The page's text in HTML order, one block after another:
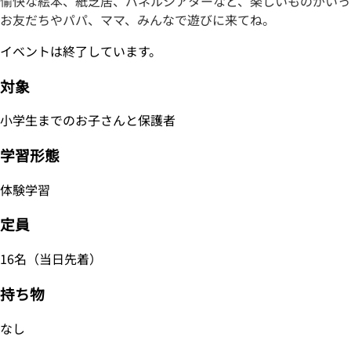
お友だちやパパ、ママ、みんなで遊びに来てね。
イベントは終了しています。
対象
小学生までのお子さんと保護者
学習形態
体験学習
定員
16名（当日先着）
持ち物
なし